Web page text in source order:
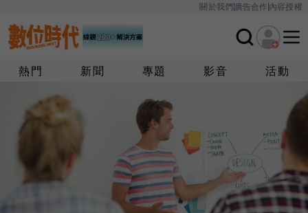
關於我們廣告合作內容授權
熱門 新聞 專題 影音 活動